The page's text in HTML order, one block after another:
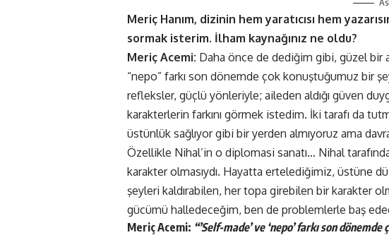
Meriç Hanım, dizinin hem yaratıcısı hem
sormak isterim. İlham kaynağınız ne oldu?
Meriç Acemi: Daha önce de dediğim gibi, güzel bir
“nepo” farkı son dönemde çok konuştuğumuz bir
refleksler, güçlü yönleriyle; aileden aldığı güven
karakterlerin farkını görmek istedim. İki tarafı da
üstünlük sağlıyor gibi bir yerden almıyoruz ama
Özellikle Nihal’in o diplomasi sanatı… Nihal
karakter olmasıydı. Hayatta ertelediğimiz, üstüne
şeyleri kaldırabilen, her topa girebilen bir karakter
gücümü halledeceğim, ben de problemlerle baş
Meriç Acemi: “’Self-made’ ve ‘nepo’ farkı son